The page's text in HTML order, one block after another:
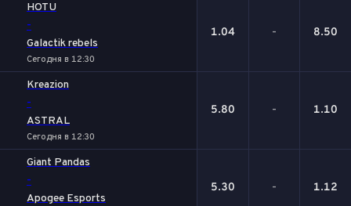
HOTU
-
Galactik rebels
Сегодня в 12:30
1.04 - 8.50
Kreazion
-
ASTRAL
Сегодня в 12:30
5.80 - 1.10
Giant Pandas
-
Apogee Esports
5.30 - 1.12